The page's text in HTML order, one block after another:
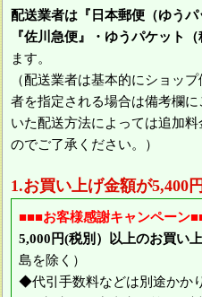
配送業者は『日本郵便（ゆう
『佐川急便』・ゆうパケット（
ます。
（配送業者は基本的にショッ
者を指定される場合は備考欄
いた配送方法によっては追加
のでご了承ください。）
1.お買い上げ金額が5,400
■■■お客様感謝キャンペーン
5,000円(税別）以上のお買い
島を除く）
◆代引手数料などは別途かか